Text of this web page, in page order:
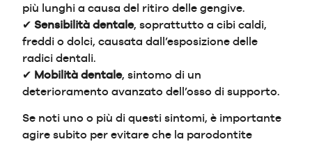
più lunghi a causa del ritiro delle gengive.
✔ Sensibilità dentale, soprattutto a cibi caldi,
freddi o dolci, causata dall’esposizione delle
radici dentali.
✔ Mobilità dentale, sintomo di un
deterioramento avanzato dell’osso di supporto.
Se noti uno o più di questi sintomi, è importante
agire subito per evitare che la parodontite